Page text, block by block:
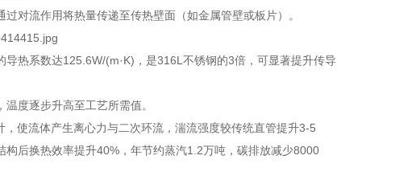
对流作用将热量传递至传热壁面（如金属管壁或板片）。
热系数达125.6W/(m·K)，是316L不锈钢的3倍，可显著提升传导
度逐步升高至工艺所需值。
使流体产生离心力与二次环流，湍流强度较传统直管提升3-5
后换热效率提升40%，年节约蒸汽1.2万吨，碳排放减少8000